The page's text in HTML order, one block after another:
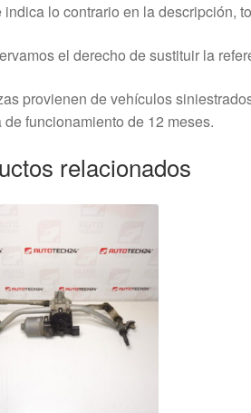
indica lo contrario en la descripción,
el derecho de sustituir la
provienen de vehículos
de funcionamiento de 12 meses.
relacionados